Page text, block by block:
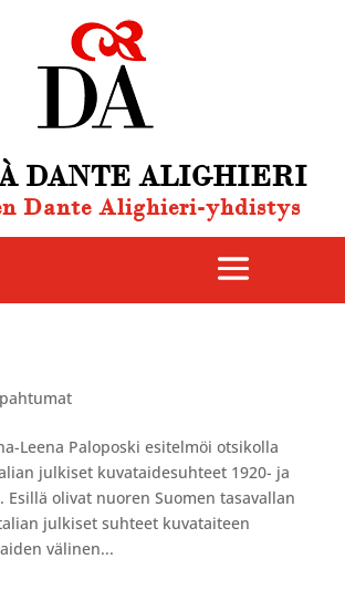
DANTE ALIGHIERI
Dante Alighieri-yhdistys
Leena Paloposki esitelmöi otsikolla
julkiset kuvataidesuhteet 1920- ja
Esillä olivat nuoren Suomen tasavallan
julkiset suhteet kuvataiteen
välinen...